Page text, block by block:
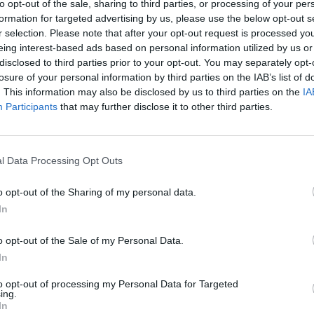
opt-out of the sale, sharing to third parties, or processing of your
for targeted advertising by us, please use the below opt-out
selection. Please note that after your opt-out request is processed
interest-based ads based on personal information utilized by us
to third parties prior to your opt-out. You may separately
of your personal information by third parties on the IAB’s list of
This information may also be disclosed by us to third parties on the
Participants that may further disclose it to other third parties.
Data Processing Opt Outs
opt-out of the Sharing of my personal data.
opt-out of the Sale of my Personal Data.
opt-out of processing my Personal Data for Targeted
bambine e i bambini residenti nel
2006, o quelli la cui nascita è
Possono inoltre essere iscritti, in base
apolidi, nomadi e stranieri anche se
d’iscrizione presso un solo Municipio,
residenza del bambino, quello dove ha
di residenza dei nonni o anche del
devono essere presentate presso
assegnato un punteggio che tiene
bambino e lavorativa dei genitori (ma
Festival
6